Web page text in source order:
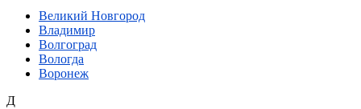
Великий Новгород
Владимир
Волгоград
Вологда
Воронеж
Д